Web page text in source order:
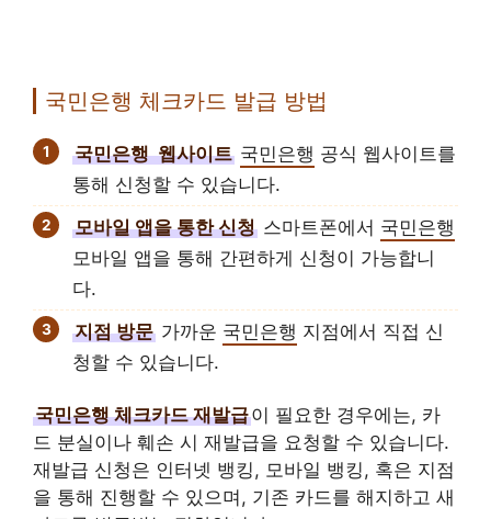
국민은행 체크카드 발급 방법
국민은행 웹사이트 국민은행 공식 웹사이트를
통해 신청할 수 있습니다.
모바일 앱을 통한 신청 스마트폰에서 국민은행
모바일 앱을 통해 간편하게 신청이 가능합니
다.
지점 방문 가까운 국민은행 지점에서 직접 신
청할 수 있습니다.
국민은행 체크카드 재발급이 필요한 경우에는, 카
드 분실이나 훼손 시 재발급을 요청할 수 있습니다.
재발급 신청은 인터넷 뱅킹, 모바일 뱅킹, 혹은 지점
을 통해 진행할 수 있으며, 기존 카드를 해지하고 새